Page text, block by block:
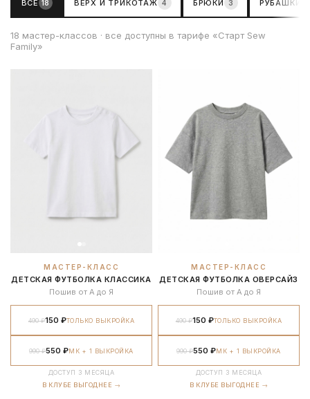
ВСЕ 18 ВЕРХ И ТРИКОТАЖ 4 БРЮКИ 3 РУБАШКИ
18 мастер-классов · все доступны в тарифе «Старт Sew
Family»
МАСТЕР-КЛАСС
ДЕТСКАЯ ФУТБОЛКА КЛАССИКА
Пошив от А до Я
490 ₽150 ₽ТОЛЬКО ВЫКРОЙКА
990 ₽550 ₽МК + 1 ВЫКРОЙКА
ДОСТУП 3 МЕСЯЦА
В КЛУБЕ ВЫГОДНЕЕ →
МАСТЕР-КЛАСС
ДЕТСКАЯ ФУТБОЛКА ОВЕРСАЙЗ
Пошив от А до Я
490 ₽150 ₽ТОЛЬКО ВЫКРОЙКА
990 ₽550 ₽МК + 1 ВЫКРОЙКА
ДОСТУП 3 МЕСЯЦА
В КЛУБЕ ВЫГОДНЕЕ →